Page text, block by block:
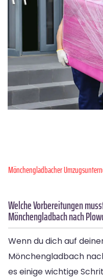
Mönchen­gladbacher
Welche Vorbereitungen
Mönchengladbach nach
Wenn du dich auf
Mönchengladbach
es einige wichtige